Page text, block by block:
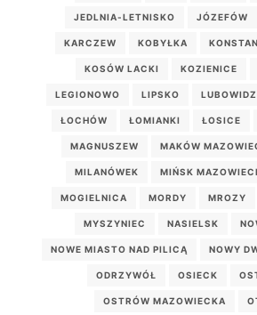
JEDLNIA-LETNISKO JÓZEFÓW
KARCZEW KOBYŁKA
KOSÓW LACKI KOZIENICE
LEGIONOWO LIPSKO LUBOWIDZ
ŁOCHÓW ŁOMIANKI ŁOSICE
MAGNUSZEW MAKÓW
MILANÓWEK MIŃSK
MOGIELNICA MORDY MROZY
MYSZYNIEC NASIELSK
NOWE MIASTO NAD PILICĄ NOWY
ODRZYWÓŁ OSIECK
OSTRÓW MAZOWIECKA